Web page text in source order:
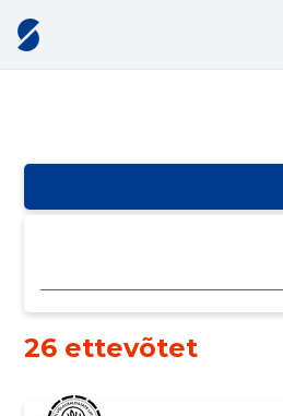
26 ettevõtet